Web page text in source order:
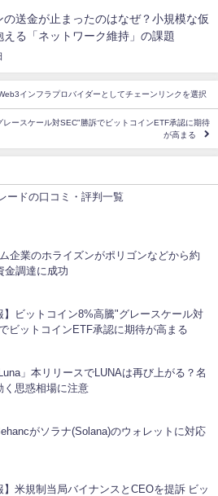
の送金が止まったのはなぜ？小規模な仮
える「ネットワーク維持」の課題
インフラプロバイダーとしてチェーンリンクを選択
レースケール対SEC"勝訴でビットコインETF承認に期待
が高まる
ードの口コミ・評判一覧
企業のホライズンがポリゴンなどから約
金調達に成功
】ビットコイン8%高騰"グレースケール対
ビットコインETF承認に期待が高まる
」本リリースでLUNAは再び上がる？名
く思惑相場に注意
がソラナ(Solana)のウォレットに対応
】米規制当局バイナンスとCEOを提訴 ビッ